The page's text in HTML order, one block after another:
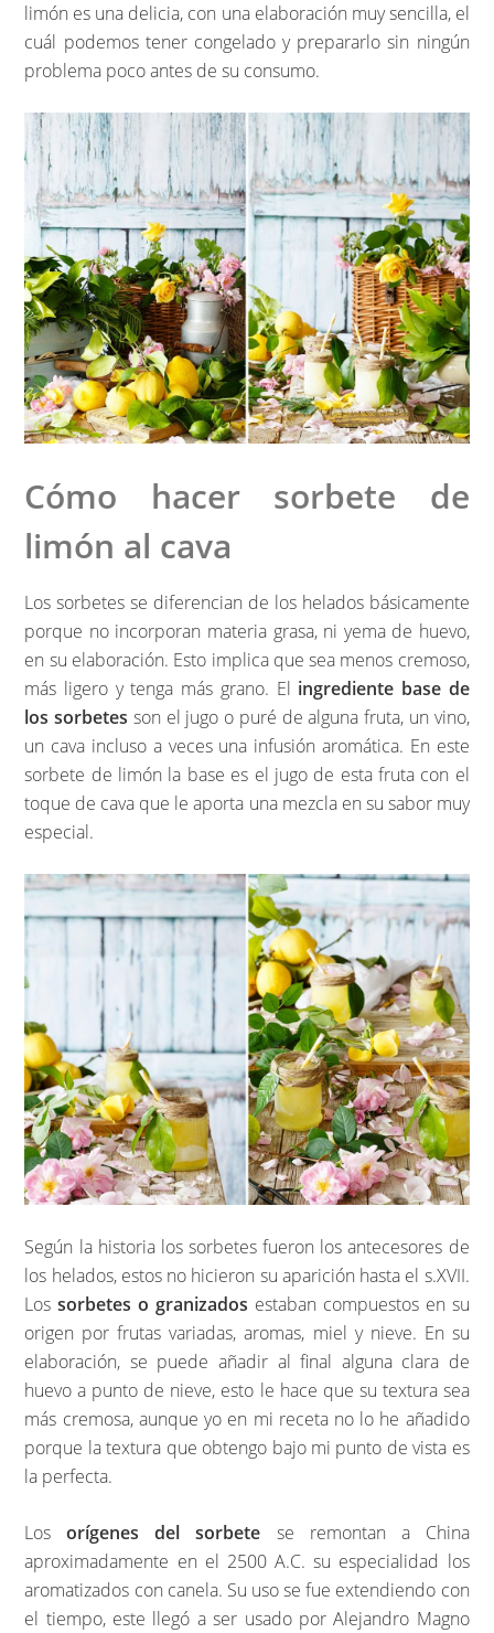
limón es una delicia, con una elaboración muy sencilla, el
cuál podemos tener congelado y prepararlo sin ningún
problema poco antes de su consumo.
Cómo hacer sorbete de
limón al cava
Los sorbetes se diferencian de los helados básicamente
porque no incorporan materia grasa, ni yema de huevo,
en su elaboración. Esto implica que sea menos cremoso,
más ligero y tenga más grano. El ingrediente base de
los sorbetes son el jugo o puré de alguna fruta, un vino,
un cava incluso a veces una infusión aromática. En este
sorbete de limón la base es el jugo de esta fruta con el
toque de cava que le aporta una mezcla en su sabor muy
especial.
Según la historia los sorbetes fueron los antecesores de
los helados, estos no hicieron su aparición hasta el s.XVII.
Lossorbetes o granizados estaban compuestos en su
origen por frutas variadas, aromas, miel y nieve. En su
elaboración, se puede añadir al final alguna clara de
huevo a punto de nieve, esto le hace que su textura sea
más cremosa, aunque yo en mi receta no lo he añadido
porque la textura que obtengo bajo mi punto de vista es
la perfecta.
Losorígenes del sorbete se remontan a China
aproximadamente en el 2500 A.C. su especialidad los
aromatizados con canela. Su uso se fue extendiendo con
el tiempo, este llegó a ser usado por Alejandro Magno